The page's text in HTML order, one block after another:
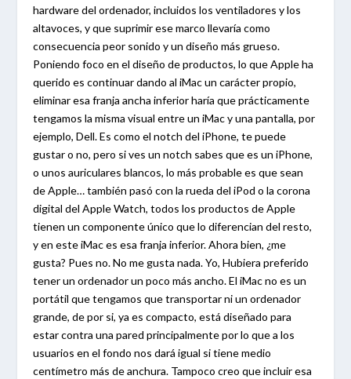
hardware del ordenador, incluidos los ventiladores y los
altavoces, y que suprimir ese marco llevaría como
consecuencia peor sonido y un diseño más grueso.
Poniendo foco en el diseño de productos, lo que Apple ha
querido es continuar dando al iMac un carácter propio,
eliminar esa franja ancha inferior haría que prácticamente
tengamos la misma visual entre un iMac y una pantalla, por
ejemplo, Dell. Es como el notch del iPhone, te puede
gustar o no, pero si ves un notch sabes que es un iPhone,
o unos auriculares blancos, lo más probable es que sean
de Apple… también pasó con la rueda del iPod o la corona
digital del Apple Watch, todos los productos de Apple
tienen un componente único que lo diferencian del resto,
y en este iMac es esa franja inferior. Ahora bien, ¿me
gusta? Pues no. No me gusta nada. Yo, Hubiera preferido
tener un ordenador un poco más ancho. El iMac no es un
portátil que tengamos que transportar ni un ordenador
grande, de por si, ya es compacto, está diseñado para
estar contra una pared principalmente por lo que a los
usuarios en el fondo nos dará igual si tiene medio
centímetro más de anchura. Tampoco creo que incluir esa